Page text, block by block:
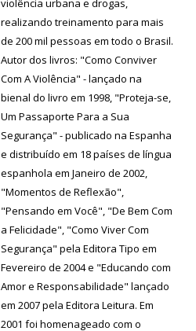
violência urbana e drogas,
realizando treinamento para mais
de 200 mil pessoas em todo o Brasil.
Autor dos livros: "Como Conviver
Com A Violência" - lançado na
bienal do livro em 1998, "Proteja-se,
Um Passaporte Para a Sua
Segurança" - publicado na Espanha
e distribuído em 18 países de língua
espanhola em Janeiro de 2002,
"Momentos de Reflexão",
"Pensando em Você", "De Bem Com
a Felicidade", "Como Viver Com
Segurança" pela Editora Tipo em
Fevereiro de 2004 e "Educando com
Amor e Responsabilidade" lançado
em 2007 pela Editora Leitura. Em
2001 foi homenageado com o